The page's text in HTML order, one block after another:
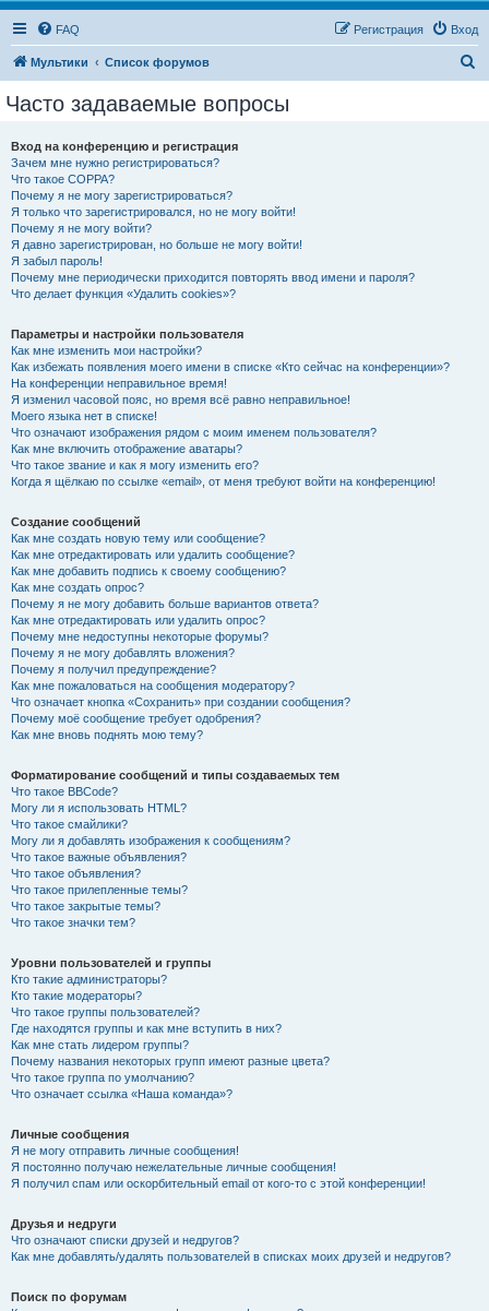
FAQ Вход
Регистрация
Мультики Список форумов
Часто задаваемые вопросы
Вход на конференцию и регистрация
Зачем мне нужно регистрироваться?
Что такое COPPA?
Почему я не могу зарегистрироваться?
Я только что зарегистрировался, но не могу войти!
Почему я не могу войти?
Я давно зарегистрирован, но больше не могу войти!
Я забыл пароль!
Почему мне периодически приходится повторять ввод имени и пароля?
Что делает функция «Удалить cookies»?
Параметры и настройки пользователя
Как мне изменить мои настройки?
Как избежать появления моего имени в списке «Кто сейчас на конференции»?
На конференции неправильное время!
Я изменил часовой пояс, но время всё равно неправильное!
Моего языка нет в списке!
Что означают изображения рядом с моим именем пользователя?
Как мне включить отображение аватары?
Что такое звание и как я могу изменить его?
Когда я щёлкаю по ссылке «email», от меня требуют войти на конференцию!
Создание сообщений
Как мне создать новую тему или сообщение?
Как мне отредактировать или удалить сообщение?
Как мне добавить подпись к своему сообщению?
Как мне создать опрос?
Почему я не могу добавить больше вариантов ответа?
Как мне отредактировать или удалить опрос?
Почему мне недоступны некоторые форумы?
Почему я не могу добавлять вложения?
Почему я получил предупреждение?
Как мне пожаловаться на сообщения модератору?
Что означает кнопка «Сохранить» при создании сообщения?
Почему моё сообщение требует одобрения?
Как мне вновь поднять мою тему?
Форматирование сообщений и типы создаваемых тем
Что такое BBCode?
Могу ли я использовать HTML?
Что такое смайлики?
Могу ли я добавлять изображения к сообщениям?
Что такое важные объявления?
Что такое объявления?
Что такое прилепленные темы?
Что такое закрытые темы?
Что такое значки тем?
Уровни пользователей и группы
Кто такие администраторы?
Кто такие модераторы?
Что такое группы пользователей?
Где находятся группы и как мне вступить в них?
Как мне стать лидером группы?
Почему названия некоторых групп имеют разные цвета?
Что такое группа по умолчанию?
Что означает ссылка «Наша команда»?
Личные сообщения
Я не могу отправить личные сообщения!
Я постоянно получаю нежелательные личные сообщения!
Я получил спам или оскорбительный email от кого-то с этой конференции!
Друзья и недруги
Что означают списки друзей и недругов?
Как мне добавлять/удалять пользователей в списках моих друзей и недругов?
Поиск по форумам